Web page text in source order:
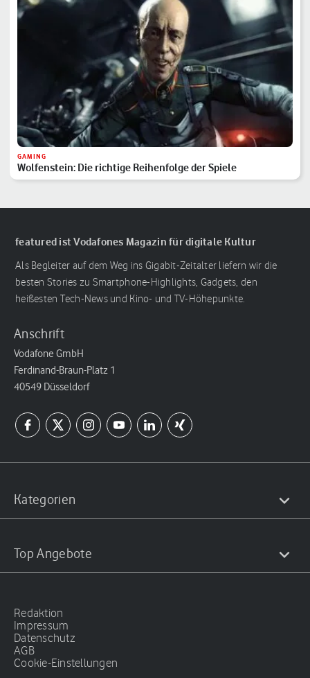
GAMING
Wolfenstein: Die richtige Reihenfolge der Spiele
featured ist Vodafones Magazin für digitale Kultur
Als Begleiter auf dem Weg ins Gigabit-Zeitalter liefern wir die
besten Stories zu Smartphone-Highlights, Gadgets, den
heißesten Tech-News und Kino- und TV-Höhepunkte.
Anschrift
Vodafone GmbH
Ferdinand-Braun-Platz 1
40549 Düsseldorf
Kategorien
Top Angebote
Redaktion
Impressum
Datenschutz
AGB
Cookie-Einstellungen